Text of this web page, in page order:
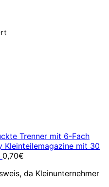
Trenner mit 6-Fach
Kleinteilemagazine mit 30
0,70€
da Kleinunternehmer